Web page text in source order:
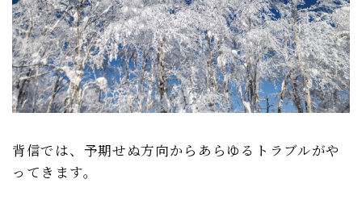
背信では、予期せぬ方向からあらゆるトラブルがや
ってきます。